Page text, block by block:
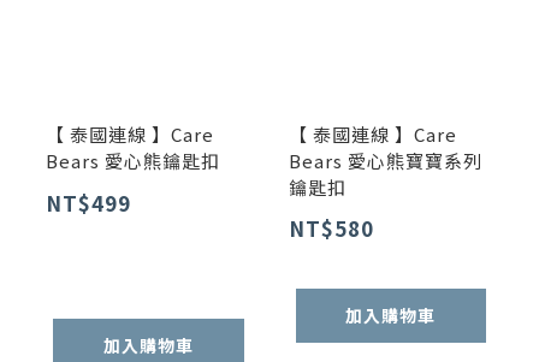
【 泰國連線 】Care
Bears 愛心熊鑰匙扣
NT$499
加入購物車
【 泰國連線 】Care
Bears 愛心熊寶寶系列
鑰匙扣
NT$580
加入購物車